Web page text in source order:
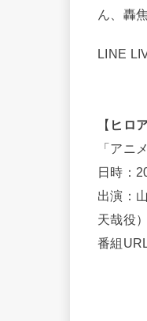
ん、轟
LINE
【 ヒロ
「アニ
日時：
出演：
天哉役）
番組